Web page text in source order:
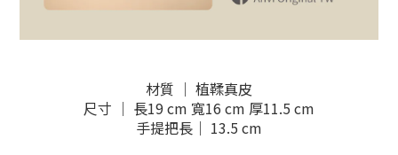
材質 ｜ 植鞣真皮
尺寸 ｜ 長19 cm 寬16 cm 厚11.5 cm
手提把長｜ 13.5 cm